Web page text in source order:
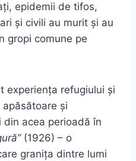
epidemii de tifos,
și civili au murit și au
gropi comune pe
experiența refugiului și
și
acea perioadă în
(1926) – o
granița dintre lumi